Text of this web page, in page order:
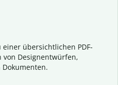
übersichtlichen PDF-
von Designentwürfen,